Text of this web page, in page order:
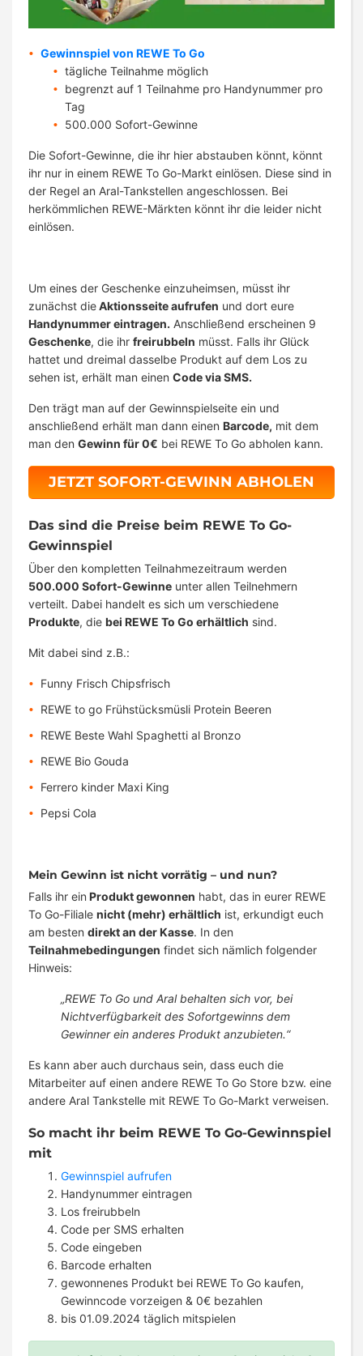
Gewinnspiel von REWE To Go
tägliche Teilnahme möglich
begrenzt auf 1 Teilnahme pro Handynummer pro
Tag
500.000 Sofort-Gewinne
Die Sofort-Gewinne, die ihr hier abstauben könnt, könnt
ihr nur in einem REWE To Go-Markt einlösen. Diese sind in
der Regel an Aral-Tankstellen angeschlossen. Bei
herkömmlichen REWE-Märkten könnt ihr die leider nicht
einlösen.
Um eines der Geschenke einzuheimsen, müsst ihr
zunächst dieAktionsseite aufrufen und dort eure
Handynummer eintragen. Anschließend erscheinen 9
Geschenke, die ihr freirubbeln müsst. Falls ihr Glück
hattet und dreimal dasselbe Produkt auf dem Los zu
sehen ist, erhält man einen Code via SMS.
Den trägt man auf der Gewinnspielseite ein und
anschließend erhält man dann einen Barcode, mit dem
man den Gewinn für 0€ bei REWE To Go abholen kann.
JETZT SOFORT-GEWINN ABHOLEN
Das sind die Preise beim REWE To Go-
Gewinnspiel
Über den kompletten Teilnahmezeitraum werden
500.000 Sofort-Gewinne unter allen Teilnehmern
verteilt. Dabei handelt es sich um verschiedene
Produkte, die bei REWE To Go erhältlich sind.
Mit dabei sind z.B.:
Funny Frisch Chipsfrisch
REWE to go Frühstücksmüsli Protein Beeren
REWE Beste Wahl Spaghetti al Bronzo
REWE Bio Gouda
Ferrero kinder Maxi King
Pepsi Cola
Mein Gewinn ist nicht vorrätig – und nun?
Falls ihr ein Produkt gewonnen habt, das in eurer REWE
To Go-Filiale nicht (mehr) erhältlich ist, erkundigt euch
am besten direkt an der Kasse. In den
Teilnahmebedingungen findet sich nämlich folgender
Hinweis:
„REWE To Go und Aral behalten sich vor, bei
Nichtverfügbarkeit des Sofortgewinns dem
Gewinner ein anderes Produkt anzubieten.“
Es kann aber auch durchaus sein, dass euch die
Mitarbeiter auf einen andere REWE To Go Store bzw. eine
andere Aral Tankstelle mit REWE To Go-Markt verweisen.
So macht ihr beim REWE To Go-Gewinnspiel
mit
Gewinnspiel aufrufen
Handynummer eintragen
Los freirubbeln
Code per SMS erhalten
Code eingeben
Barcode erhalten
gewonnenes Produkt bei REWE To Go kaufen,
Gewinncode vorzeigen & 0€ bezahlen
bis 01.09.2024 täglich mitspielen